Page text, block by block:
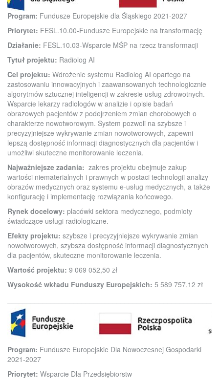
Program: Fundusze Europejskie dla Śląskiego 2021-2027
Priorytet: FESL.10.00-Fundusze Europejskie na transformację
Działanie: FESL.10.03-Wsparcie MŚP na rzecz transformacji
Tytuł projektu: Radiolog AI
Cel projektu: Wdrożenie systemu Radiolog AI opartego na
zastosowaniu innowacyjnych i zaawansowanych technologicznie
algorytmów sztucznej inteligencji w zakresie usług zdrowotnych.
Wsparcie lekarzy radiologów w analizie i opisie badań
obrazowych pacjentów z podejrzeniem zmian chorobowych o
charakterze nowotworowym. System pozwoli na szybsze i
precyzyjniejsze wykrywanie zmian nowotworowych, zapewni
lepszą dostępność informacji diagnostycznych dla pacjentów i
umożliwi skuteczne monitorowanie leczenia.
Najważniejsze zadania: zakres projektu obejmuje zakup
wartości niematerialnych i prawnych w postaci technologii analizy
obrazów medycznych oraz systemu e-usług medycznych, a także
konfigurację i implementację rozwiązania końcowego.
Rynek docelowy: placówki sektora medycznego, podmioty
świadczące usługi radiologiczne.
Efekty projektu: szybsze i precyzyjniejsze wykrywanie zmian
nowotworowych, szybsza dostępność informacji diagnostycznych
dla pacjentów, skuteczne monitorowanie leczenia.
Wartość projektu: 9 069 052,50 zł
Wysokość wkładu Funduszy Europejskich: 5 589 757,12 zł
Program: Fundusze Europejskie Dla Nowoczesnej Gospodarki
2021-2027
Priorytet: Wsparcie Dla Przedsiębiorstw